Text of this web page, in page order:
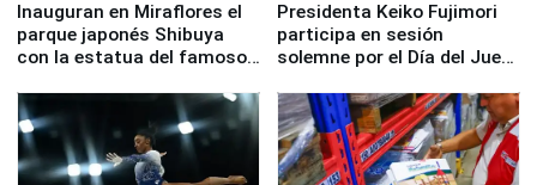
Inauguran en Miraflores el
parque japonés Shibuya
con la estatua del famoso
Presidenta Keiko Fujimori
participa en sesión
solemne por el Día del Juez